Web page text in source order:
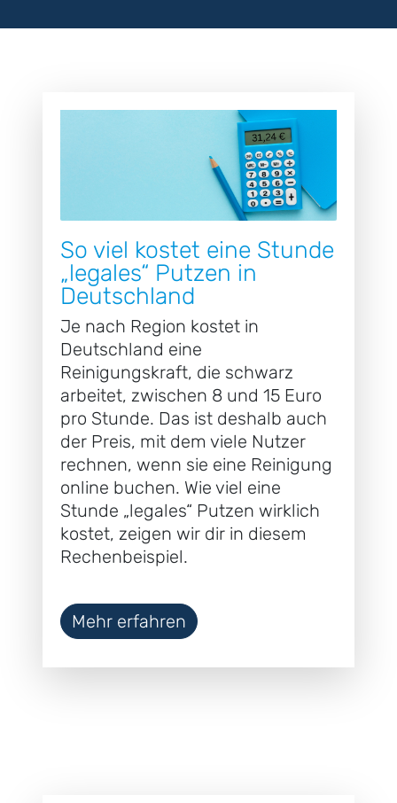
So viel kostet eine Stunde
„legales“ Putzen in
Deutschland
Je nach Region kostet in
Deutschland eine
Reinigungskraft, die schwarz
arbeitet, zwischen 8 und 15 Euro
pro Stunde. Das ist deshalb auch
der Preis, mit dem viele Nutzer
rechnen, wenn sie eine Reinigung
online buchen. Wie viel eine
Stunde „legales“ Putzen wirklich
kostet, zeigen wir dir in diesem
Rechenbeispiel.
Mehr erfahren